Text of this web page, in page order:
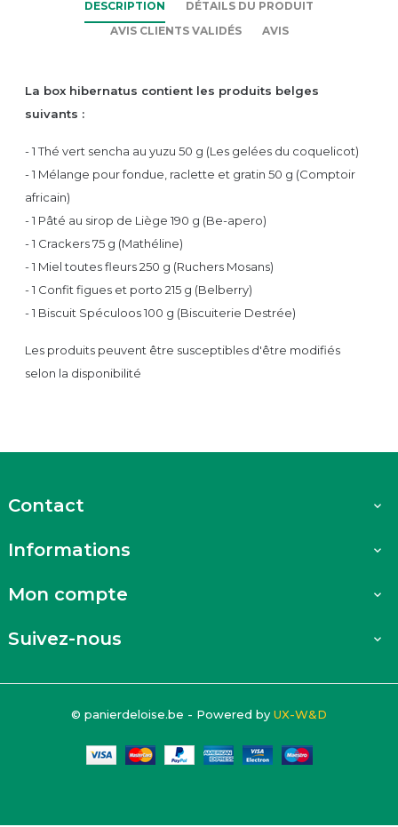
DESCRIPTION
DÉTAILS DU PRODUIT
AVIS CLIENTS VALIDÉS
AVIS
La box hibernatus contient les produits belges
suivants :
- 1 Thé vert sencha au yuzu 50 g (Les gelées du coquelicot)
- 1 Mélange pour fondue, raclette et gratin 50 g (Comptoir
africain)
- 1 Pâté au sirop de Liège 190 g (Be-apero)
- 1 Crackers 75 g (Mathéline)
- 1 Miel toutes fleurs 250 g (Ruchers Mosans)
- 1 Confit figues et porto 215 g (Belberry)
- 1 Biscuit Spéculoos 100 g (Biscuiterie Destrée)
Les produits peuvent être susceptibles d'être modifiés
selon la disponibilité
Contact 
Informations 
Mon compte 
Suivez-nous 
© panierdeloise.be - Powered by UX-W&D